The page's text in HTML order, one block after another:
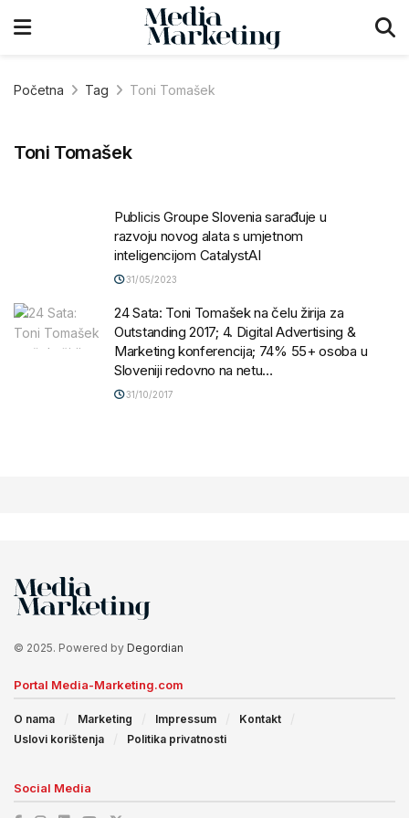
Početna Tag Toni Tomašek
Toni Tomašek
Publicis Groupe Slovenia sarađuje u
razvoju novog alata s umjetnom
inteligencijom CatalystAI
31/05/2023
24 Sata: Toni Tomašek na čelu žirija za
Outstanding 2017; 4. Digital Advertising &
Marketing konferencija; 74% 55+ osoba u
Sloveniji redovno na netu…
31/10/2017
© 2025. Powered by Degordian
Portal Media-Marketing.com
O nama Marketing Impressum
Kontakt
Uslovi korištenja
Politika privatnosti
Social Media